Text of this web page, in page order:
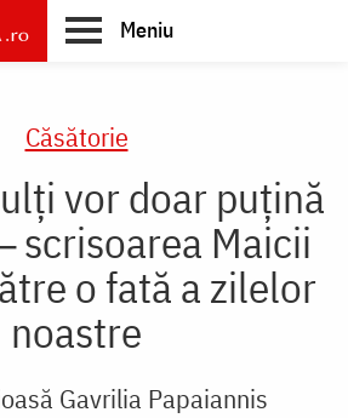
Meniu
Căsătorie
vor doar puțină
scrisoarea Maicii
o fată a zilelor
noastre
Gavrilia Papaiannis